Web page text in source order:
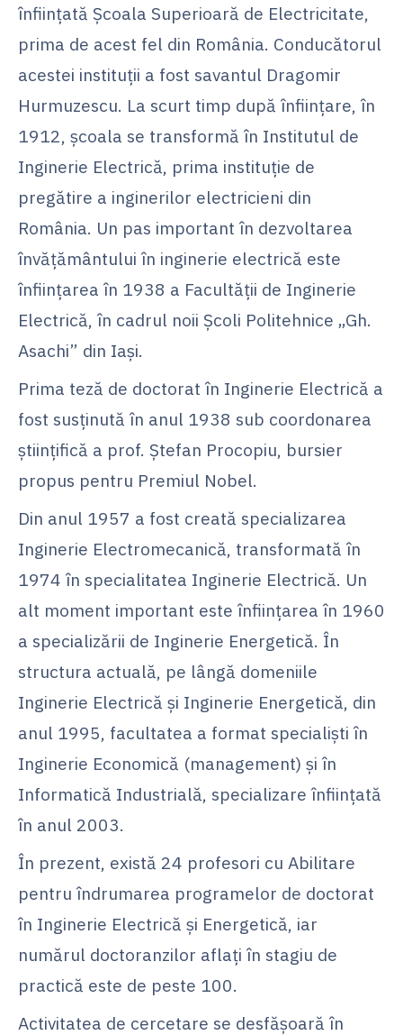
înființată Școala Superioară de Electricitate,
prima de acest fel din România. Conducătorul
acestei instituții a fost savantul Dragomir
Hurmuzescu. La scurt timp după înființare, în
1912, școala se transformă în Institutul de
Inginerie Electrică, prima instituție de
pregătire a inginerilor electricieni din
România. Un pas important în dezvoltarea
învățământului în inginerie electrică este
înființarea în 1938 a Facultății de Inginerie
Electrică, în cadrul noii Școli Politehnice „Gh.
Asachi” din Iași.
Prima teză de doctorat în Inginerie Electrică a
fost susținută în anul 1938 sub coordonarea
științifică a prof. Ștefan Procopiu, bursier
propus pentru Premiul Nobel.
Din anul 1957 a fost creată specializarea
Inginerie Electromecanică, transformată în
1974 în specialitatea Inginerie Electrică. Un
alt moment important este înființarea în 1960
a specializării de Inginerie Energetică. În
structura actuală, pe lângă domeniile
Inginerie Electrică și Inginerie Energetică, din
anul 1995, facultatea a format specialiști în
Inginerie Economică (management) și în
Informatică Industrială, specializare înființată
în anul 2003.
În prezent, există 24 profesori cu Abilitare
pentru îndrumarea programelor de doctorat
în Inginerie Electrică și Energetică, iar
numărul doctoranzilor aflați în stagiu de
practică este de peste 100.
Activitatea de cercetare se desfășoară în